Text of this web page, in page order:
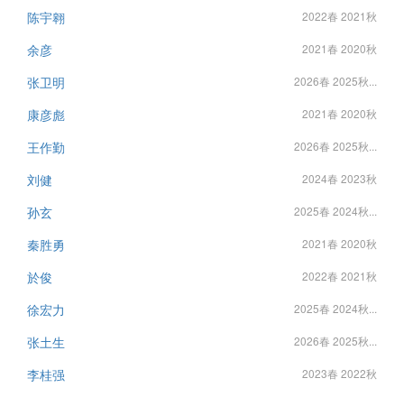
陈宇翱 2022春 2021秋
余彦 2021春 2020秋
张卫明 2026春 2025秋...
康彦彪 2021春 2020秋
王作勤 2026春 2025秋...
刘健 2024春 2023秋
孙玄 2025春 2024秋...
秦胜勇 2021春 2020秋
於俊 2022春 2021秋
徐宏力 2025春 2024秋...
张土生 2026春 2025秋...
李桂强 2023春 2022秋